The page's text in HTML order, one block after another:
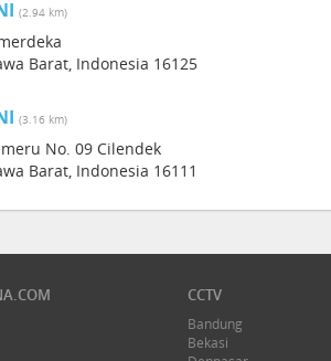
(2.94 km)
Barat, Indonesia 16125
(3.16 km)
No. 09 Cilendek
Barat, Indonesia 16111
CCTV
Bandung
Bekasi